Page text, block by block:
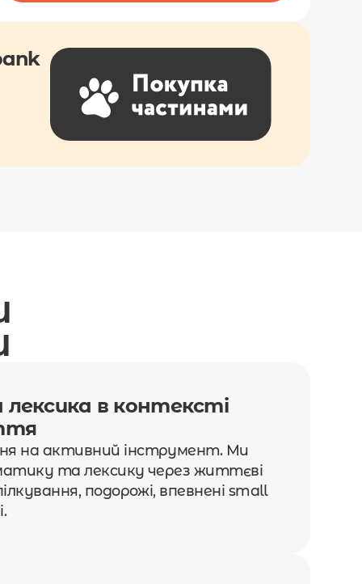
в контексті
на активний інструмент. Ми
та лексику через життєві
подорожі, впевнені small